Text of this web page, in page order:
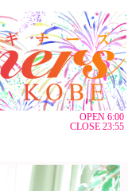
OPEN 6:00
CLOSE 23:55